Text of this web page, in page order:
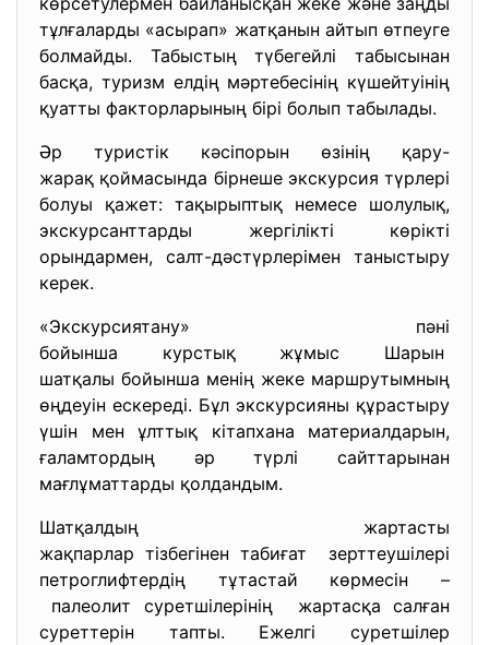
тұлғаларды «асырап» жатқанын айтып өтпеуге
болмайды. Табыстың түбегейлі табысынан
басқа, туризм елдiң мәртебесiнiң күшейтуiнiң
қуатты факторларының бiрi болып табылады.
Әр туристік кәсіпорын өзінің қару-
жарақ қоймасында бірнеше экскурсия түрлері
болуы қажет: тақырыптық немесе шолулық,
экскурсанттарды жергілікті көрікті
орындармен, салт-дәстүрлерімен таныстыру
керек.
«Экскурсиятану» пәні
бойынша курстық жұмыс Шарын
шатқалы бойынша менiң жеке маршрутымның
өңдеуiн ескередi. Бұл экскурсияны құрастыру
үшін мен ұлттық кітапхана материалдарын,
ғаламтордың әр түрлі сайттарынан
мағлұматтарды қолдандым.
Шатқалдың жартасты
жақпарлар тiзбегiнен табиғат зерттеушiлерi
петроглифтердiң тұтастай көрмесiн –
палеолит суретшiлерiнiң жартасқа салған
суреттерiн тапты. Ежелгі суретшілер